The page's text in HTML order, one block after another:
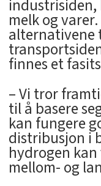
melk og
alternativene
finnes et
– Vi tror
til å basere
kan fungere
distribusjon i
hydrogen
mellom- og